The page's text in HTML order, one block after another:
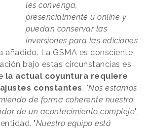
les convenga,
presencialmente u online y
puedan conservar las
inversiones para las ediciones
añadido. La GSMA es consciente
bajo estas circunstancias es
la actual coyuntura requiere
constantes. "Nos estamos
de forma coherente nuestro
de un acontecimiento complejo",
"Nuestro equipo está